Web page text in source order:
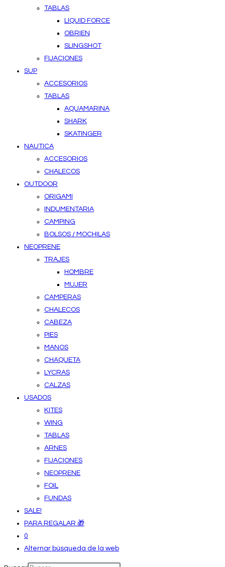
TABLAS
LIQUID FORCE
OBRIEN
SLINGSHOT
FIJACIONES
SUP
ACCESORIOS
TABLAS
AQUAMARINA
SHARK
SKATINGER
NAUTICA
ACCESORIOS
CHALECOS
OUTDOOR
ORIGAMI
INDUMENTARIA
CAMPING
BOLSOS / MOCHILAS
NEOPRENE
TRAJES
HOMBRE
MUJER
CAMPERAS
CHALECOS
CABEZA
PIES
MANOS
CHAQUETA
LYCRAS
CALZAS
USADOS
KITES
WING
TABLAS
ARNES
FIJACIONES
NEOPRENE
FOIL
FUNDAS
SALE!
PARA REGALAR 🎁
0
Alternar búsqueda de la web